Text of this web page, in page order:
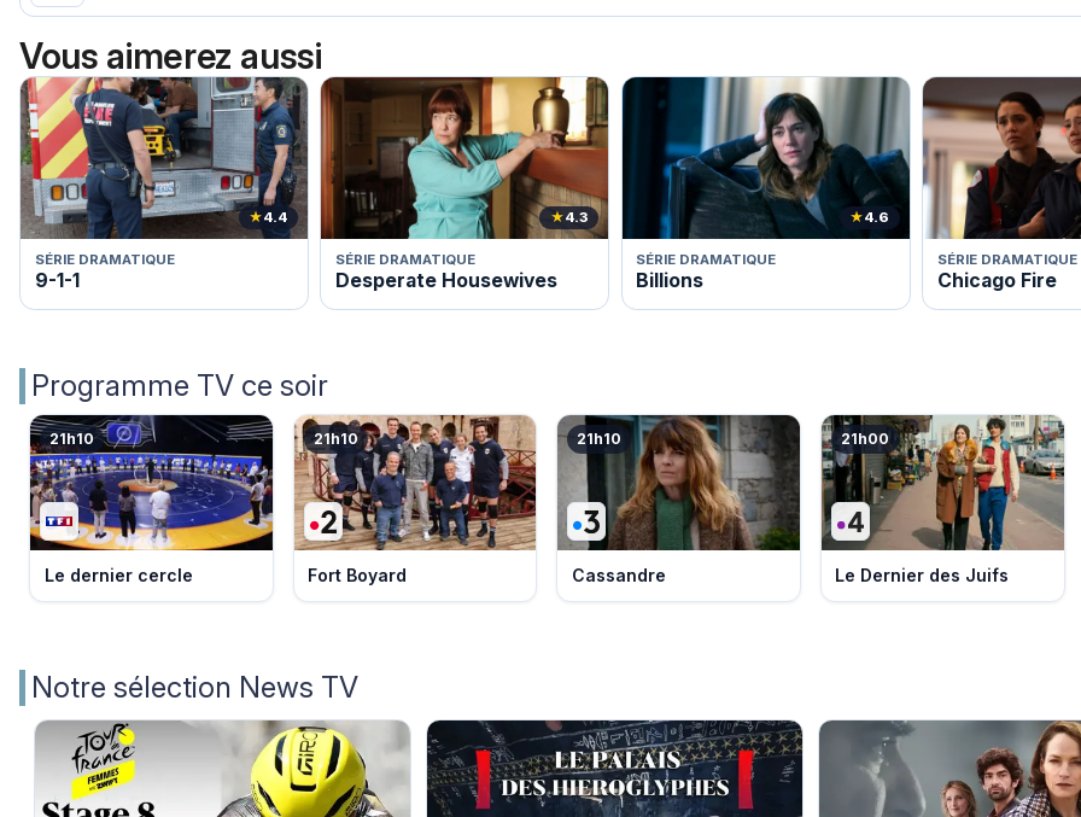
Vous aimerez aussi
★4.4
SÉRIE DRAMATIQUE
9-1-1
★4.3
SÉRIE DRAMATIQUE
Desperate Housewives
★4.6
SÉRIE DRAMATIQUE
Billions
SÉRIE DRAMATIQUE
Chicago Fire
Programme TV ce soir
21h10
Le dernier cercle
21h10
Fort Boyard
21h10
Cassandre
21h00
Le Dernier des Juifs
Notre sélection News TV